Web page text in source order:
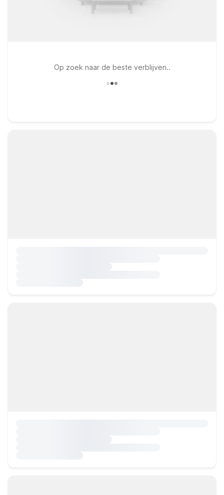
Op zoek naar de beste verblijven..